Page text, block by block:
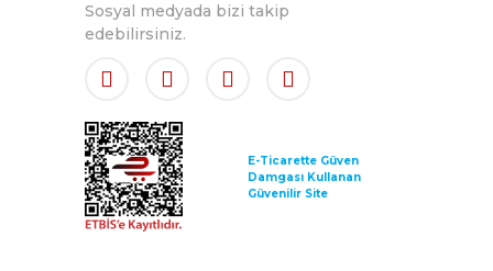
Sosyal medyada bizi takip
edebilirsiniz.
E-Ticarette Güven
Damgası Kullanan
Güvenilir Site